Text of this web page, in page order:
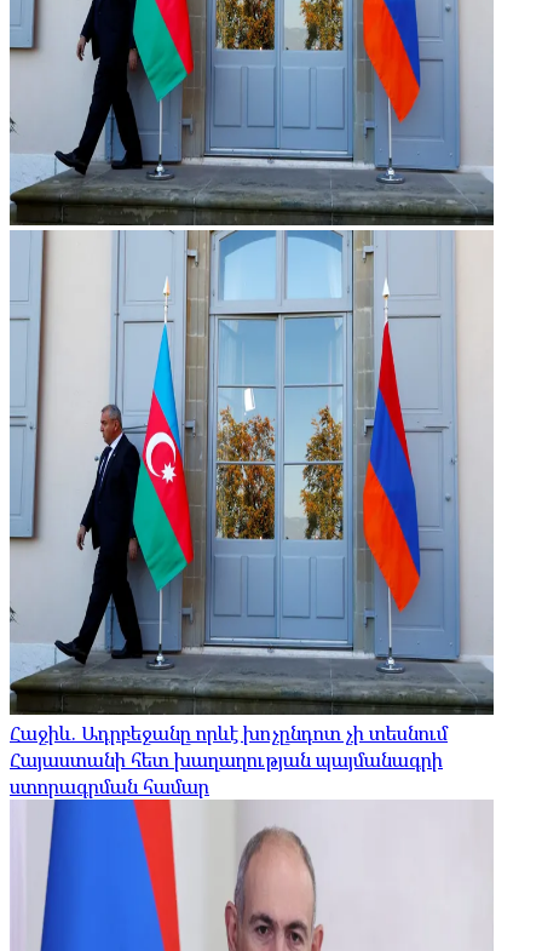
Հաջիև. Ադրբեջանը որևէ խոչընդոտ չի տեսնում
Հայաստանի հետ խաղաղության պայմանագրի
ստորագրման համար